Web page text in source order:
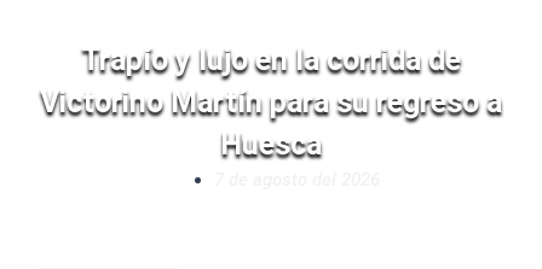
Trapío y lujo en la corrida de
Victorino Martín para su regreso a
Huesca